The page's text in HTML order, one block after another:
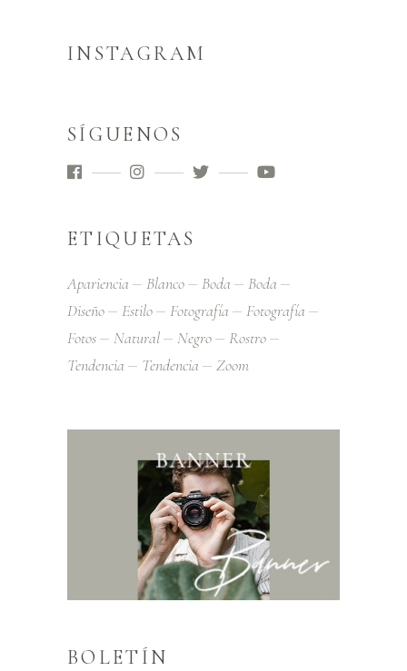
INSTAGRAM
SÍGUENOS
ETIQUETAS
Apariencia Blanco Boda
Boda
Diseño
Estilo Fotografía
Fotografía
Fotos
Natural Negro
Rostro
Tendencia
Tendencia Zoom
BOLETÍN